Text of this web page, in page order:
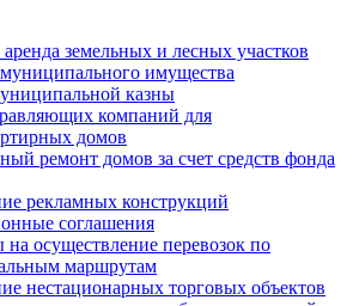
земельных и лесных участков
имущества
казны
компаний для
домов
ремонт домов за счет средств фонда
рекламных конструкций
соглашения
осуществление перевозок по
маршрутам
нестационарных торговых объектов